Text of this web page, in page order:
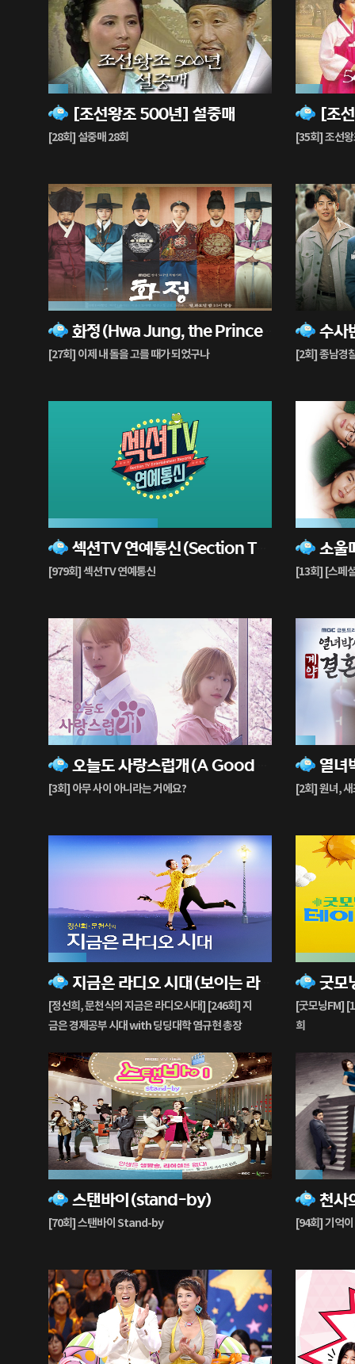
[조선왕조 500년] 설중매
[28회] 설중매 28회
9%
재
생
[조
[35회] 조선
12%
재
생
[27회] 이제 내 돌을 고를 때가 되었구나
57%
재
생
[2회] 종남경
재
생
[979회] 섹션TV 연예통신
49%
재
생
소울
[13회] [스페
65%
재
생
[3회] 아무 사이 아니라는 거에요?
37%
재
생
[2회] 원녀,
9%
재
생
[정선희, 문천식의 지금은 라디오시대] [246회] 지
금은 경제공부 시대 with 딩딩대학 염규현 총장
17%
재
생
중
[굿모닝FM]
희
85%
재
생
중
스탠바이(stand-by)
[70회] 스탠바이 Stand-by
60%
재
생
천사
[94회] 기억
12%
재
생